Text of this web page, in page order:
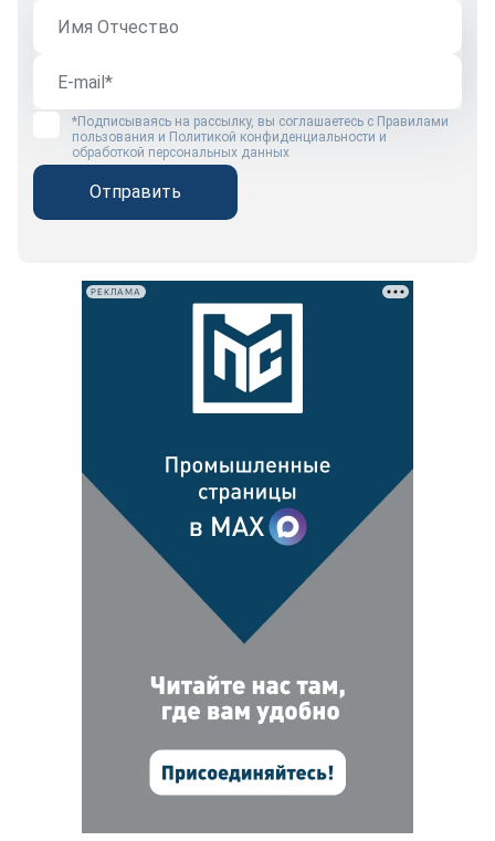
*Подписываясь на рассылку, вы соглашаетесь с Правилами
пользования и Политикой конфиденциальности и
обработкой персональных данных
Отправить
РЕКЛАМА